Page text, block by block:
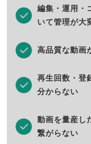
編集・運用・
いて管理が大
高品質な動画
再生回数・登
分からない
動画を量産し
繋がらない